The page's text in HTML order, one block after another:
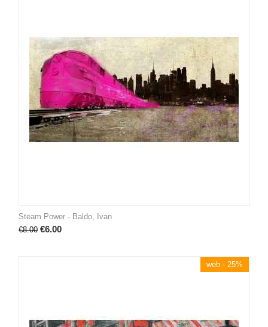
Steam Power - Baldo, Ivan
€8.00 €6.00
web - 25%